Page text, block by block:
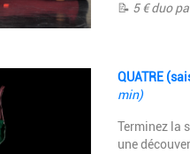
📝 5 €duo
Description
QUATRE
min)
Terminez la
une